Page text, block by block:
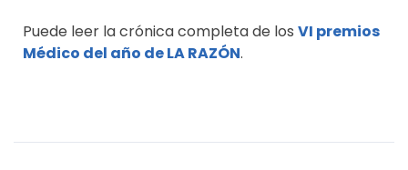
Puede leer la crónica completa de los VI premios
Médico del año de LA RAZÓN.